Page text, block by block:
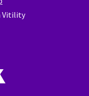
Vitility